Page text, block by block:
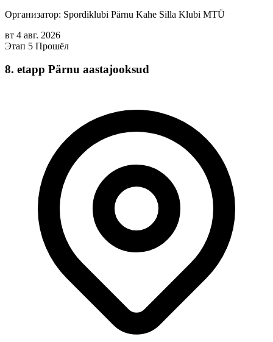
Организатор: Spordiklubi Pärnu Kahe Silla Klubi MTÜ
вт 4 авг. 2026
Этап 5 Прошёл
8. etapp Pärnu aastajooksud